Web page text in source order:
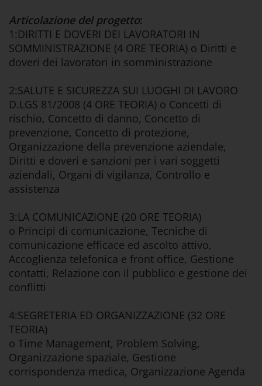
Articolazione del progetto:
1:DIRITTI E DOVERI DEI LAVORATORI IN
SOMMINISTRAZIONE (4 ORE TEORIA) o Diritti e
doveri dei lavoratori in somministrazione
2:SALUTE E SICUREZZA SUI LUOGHI DI LAVORO
D.LGS 81/2008 (4 ORE TEORIA) o Concetti di
rischio, Concetto di danno, Concetto di
prevenzione, Concetto di protezione,
Organizzazione della prevenzione aziendale,
Diritti e doveri e sanzioni per i vari soggetti
aziendali, Organi di vigilanza, Controllo e
assistenza
3:LA COMUNICAZIONE (20 ORE TEORIA)
o Principi di comunicazione, Tecniche di
comunicazione efficace ed ascolto attivo,
Accoglienza telefonica e front office, Gestione
contatti, Relazione con il pubblico e gestione dei
conflitti
4:SEGRETERIA ED ORGANIZZAZIONE (32 ORE
TEORIA)
o Time Management, Problem Solving,
Organizzazione spaziale, Gestione
corrispondenza medica, Organizzazione Agenda